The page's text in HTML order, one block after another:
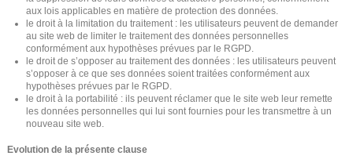
aux lois applicables en matière de protection des données.
le droit à la limitation du traitement : les utilisateurs peuvent de demander
au site web de limiter le traitement des données personnelles
conformément aux hypothèses prévues par le RGPD.
le droit de s’opposer au traitement des données : les utilisateurs peuvent
s’opposer à ce que ses données soient traitées conformément aux
hypothèses prévues par le RGPD.
le droit à la portabilité : ils peuvent réclamer que le site web leur remette
les données personnelles qui lui sont fournies pour les transmettre à un
nouveau site web.
Evolution de la présente clause